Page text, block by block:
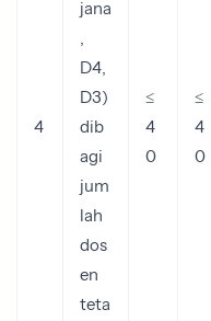
4
jana
D4,
D3)
dib
agi
jum
lah
dos
en
teta
≤
4
0
≤
4
0